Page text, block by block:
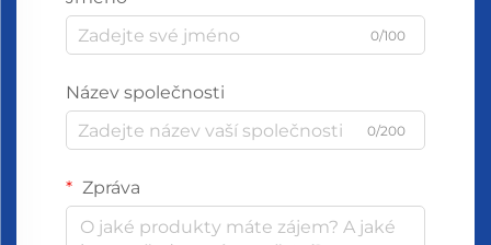
0/100
Název společnosti
0/200
Zpráva